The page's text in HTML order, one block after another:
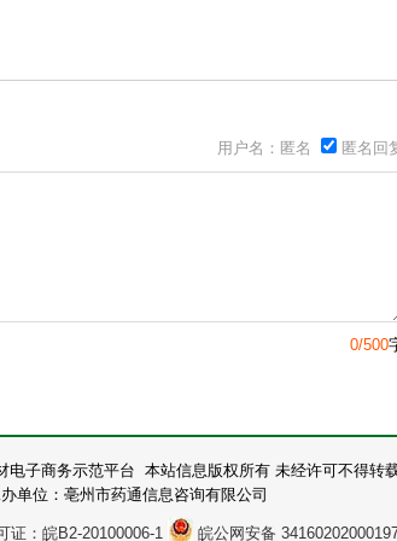
用户名：匿名 匿名回
0/500
电子商务示范平台 本站信息版权所有 未经许可不得转
单位：亳州市药通信息咨询有限公司
证：皖B2-20100006-1 皖公网安备